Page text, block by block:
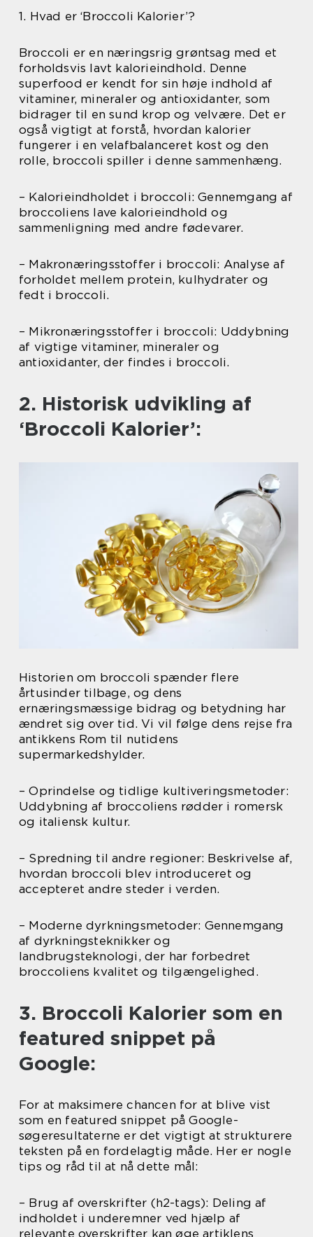
1. Hvad er ‘Broccoli Kalorier’?
Broccoli er en næringsrig grøntsag med et
forholdsvis lavt kalorieindhold. Denne
superfood er kendt for sin høje indhold af
vitaminer, mineraler og antioxidanter, som
bidrager til en sund krop og velvære. Det er
også vigtigt at forstå, hvordan kalorier
fungerer i en velafbalanceret kost og den
rolle, broccoli spiller i denne sammenhæng.
– Kalorieindholdet i broccoli: Gennemgang af
broccoliens lave kalorieindhold og
sammenligning med andre fødevarer.
– Makronæringsstoffer i broccoli: Analyse af
forholdet mellem protein, kulhydrater og
fedt i broccoli.
– Mikronæringsstoffer i broccoli: Uddybning
af vigtige vitaminer, mineraler og
antioxidanter, der findes i broccoli.
2. Historisk udvikling af
‘Broccoli Kalorier’:
Historien om broccoli spænder flere
årtusinder tilbage, og dens
ernæringsmæssige bidrag og betydning har
ændret sig over tid. Vi vil følge dens rejse fra
antikkens Rom til nutidens
supermarkedshylder.
– Oprindelse og tidlige kultiveringsmetoder:
Uddybning af broccoliens rødder i romersk
og italiensk kultur.
– Spredning til andre regioner: Beskrivelse af,
hvordan broccoli blev introduceret og
accepteret andre steder i verden.
– Moderne dyrkningsmetoder: Gennemgang
af dyrkningsteknikker og
landbrugsteknologi, der har forbedret
broccoliens kvalitet og tilgængelighed.
3. Broccoli Kalorier som en
featured snippet på
Google:
For at maksimere chancen for at blive vist
som en featured snippet på Google-
søgeresultaterne er det vigtigt at strukturere
teksten på en fordelagtig måde. Her er nogle
tips og råd til at nå dette mål:
– Brug af overskrifter (h2-tags): Deling af
indholdet i underemner ved hjælp af
relevante overskrifter kan øge artiklens